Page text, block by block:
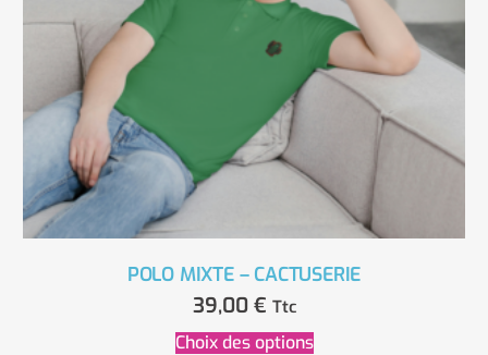
POLO MIXTE – CACTUSERIE
39,00 € Ttc
Choix des options